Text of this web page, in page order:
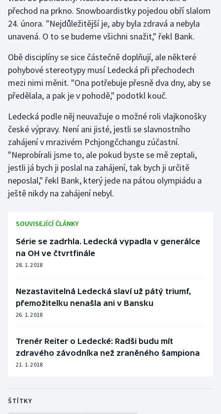
Stolní tenis
Triatlon
Veslování
Vodní slalom
Volejbal
Ostatní
přechod na prkno. Snowboardistky pojedou obří slalom
24. února. "Nejdůležitější je, aby byla zdravá a nebyla
unavená. O to se budeme všichni snažit," řekl Bank.
Obě disciplíny se sice částečně doplňují, ale některé
pohybové stereotypy musí Ledecká při přechodech
mezi nimi měnit. "Ona potřebuje přesně dva dny, aby se
předělala, a pak je v pohodě," podotkl kouč.
Ledecká podle něj neuvažuje o možné roli vlajkonošky
české výpravy. Není ani jisté, jestli se slavnostního
zahájení v mrazivém Pchjongčchangu zúčastní.
"Neprobírali jsme to, ale pokud byste se mě zeptali,
jestli já bych ji poslal na zahájení, tak bych ji určitě
neposlal," řekl Bank, který jede na pátou olympiádu a
ještě nikdy na zahájení nebyl.
SOUVISEJÍCÍ ČLÁNKY
Série se zadrhla. Ledecká vypadla v generálce
na OH ve čtvrtfinále
28. 1. 2018
Nezastavitelná Ledecká slaví už pátý triumf,
přemožitelku nenašla ani v Bansku
26. 1. 2018
Trenér Reiter o Ledecké: Radši budu mít
zdravého závodníka než zraněného šampiona
21. 1. 2018
ŠTÍTKY